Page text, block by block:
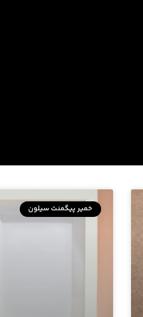
خمیر پیگمنت سیلون